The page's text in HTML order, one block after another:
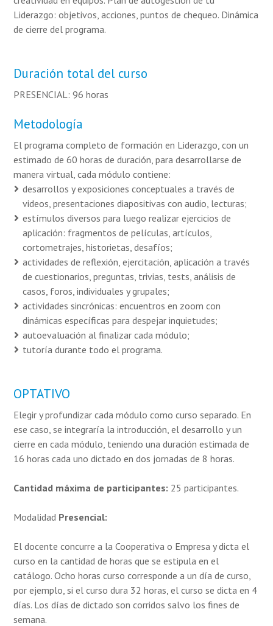
Liderazgo: objetivos, acciones, puntos de chequeo. Dinámica
de cierre del programa.
Duración total del curso
PRESENCIAL: 96 horas
Metodología
El programa completo de formación en Liderazgo, con un
estimado de 60 horas de duración, para desarrollarse de
manera virtual, cada módulo contiene:
desarrollos y exposiciones conceptuales a través de
videos, presentaciones diapositivas con audio, lecturas;
estímulos diversos para luego realizar ejercicios de
aplicación: fragmentos de películas, artículos,
cortometrajes, historietas, desafíos;
actividades de reflexión, ejercitación, aplicación a través
de cuestionarios, preguntas, trivias, tests, análisis de
casos, foros, individuales y grupales;
actividades sincrónicas: encuentros en zoom con
dinámicas específicas para despejar inquietudes;
autoevaluación al finalizar cada módulo;
tutoría durante todo el programa.
OPTATIVO
Elegir y profundizar cada módulo como curso separado. En
ese caso, se integraría la introducción, el desarrollo y un
cierre en cada módulo, teniendo una duración estimada de
16 horas cada uno dictado en dos jornadas de 8 horas.
Cantidad máxima de participantes: 25 participantes.
Modalidad Presencial:
El docente concurre a la Cooperativa o Empresa y dicta el
curso en la cantidad de horas que se estipula en el
catálogo. Ocho horas curso corresponde a un día de curso,
por ejemplo, si el curso dura 32 horas, el curso se dicta en 4
días. Los días de dictado son corridos salvo los fines de
semana.